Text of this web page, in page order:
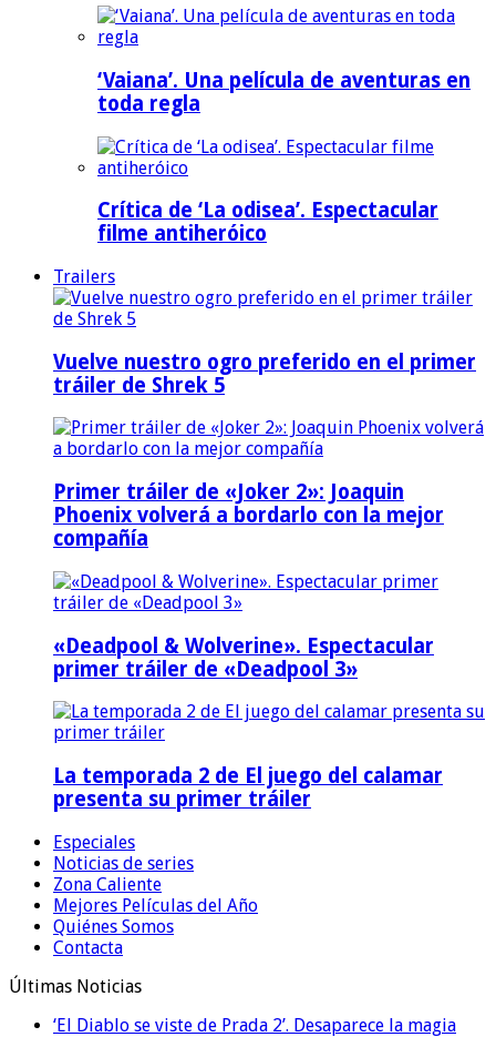
‘Vaiana’. Una película de aventuras en
toda regla
Crítica de ‘La odisea’. Espectacular
filme antiheróico
Trailers
Vuelve nuestro ogro preferido en el primer
tráiler de Shrek 5
Primer tráiler de «Joker 2»: Joaquin
Phoenix volverá a bordarlo con la mejor
compañía
«Deadpool & Wolverine». Espectacular
primer tráiler de «Deadpool 3»
La temporada 2 de El juego del calamar
presenta su primer tráiler
Especiales
Noticias de series
Zona Caliente
Mejores Películas del Año
Quiénes Somos
Contacta
Últimas Noticias
‘El Diablo se viste de Prada 2’. Desaparece la magia